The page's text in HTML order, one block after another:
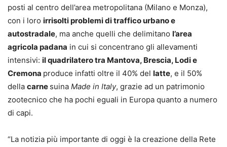
posti al centro dell’area metropolitana (Milano e Monza),
con i loro irrisolti problemi di traffico urbano e
autostradale, ma anche quelli che delimitano l’area
agricola padana in cui si concentrano gli allevamenti
intensivi: il quadrilatero tra Mantova, Brescia, Lodi e
Cremona produce infatti oltre il 40% del latte, e il 50%
della carne suina Made in Italy, grazie ad un patrimonio
zootecnico che ha pochi eguali in Europa quanto a numero
di capi.
“La notizia più importante di oggi è la creazione della Rete